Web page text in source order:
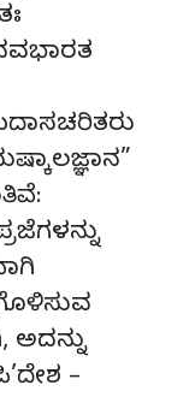
ಅದನ್ನು
–